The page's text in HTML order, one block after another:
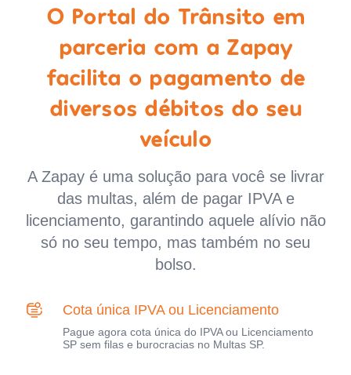
O Portal do Trânsito em
parceria com a Zapay
facilita o pagamento de
diversos débitos do seu
veículo
A Zapay é uma solução para você se livrar
das multas, além de pagar IPVA e
licenciamento, garantindo aquele alívio não
só no seu tempo, mas também no seu
bolso.
Cota única IPVA ou Licenciamento
Pague agora cota única do IPVA ou Licenciamento
SP sem filas e burocracias no Multas SP.